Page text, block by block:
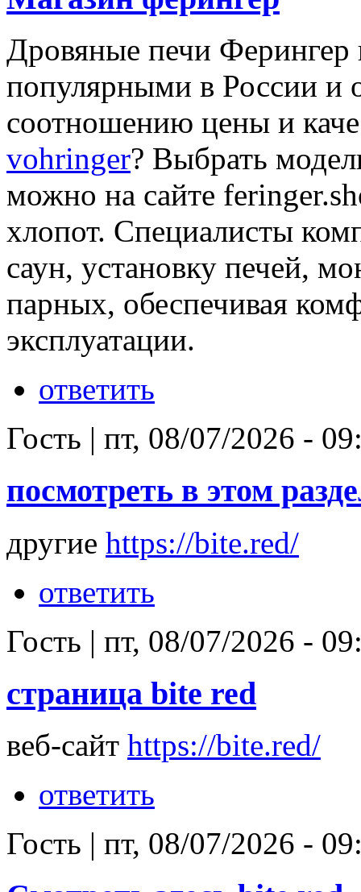
Дровяные печи
популярными в России и
соотношению цены и
vohringer? Выбрать
можно на сайте
хлопот. Специалисты
саун, установку печей,
парных, обеспечивая
эксплуатации.
ответить
Гость | пт, 08/07/2026 -
посмотреть в этом
другие https://bite.red/
ответить
Гость | пт, 08/07/2026 -
страница bite red
веб-сайт https://bite.red/
ответить
Гость | пт, 08/07/2026 -